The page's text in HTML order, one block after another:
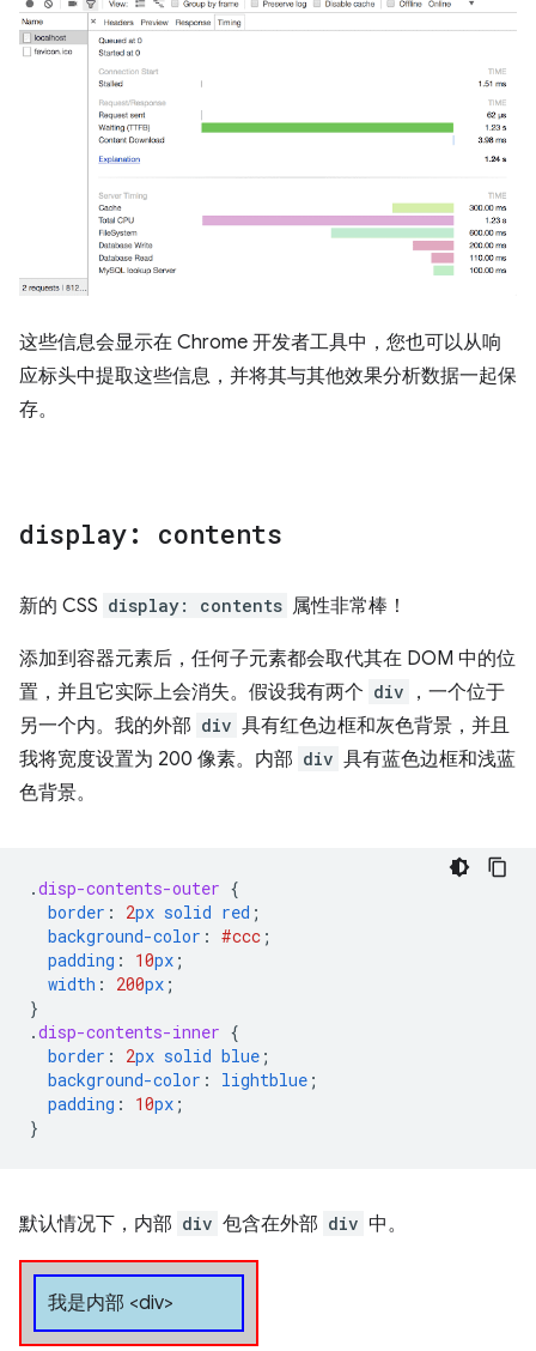
这些信息会显示在 Chrome 开发者工具中，您也可以从响
应标头中提取这些信息，并将其与其他效果分析数据一起保
存。
display: contents
新的 CSS display: contents 属性非常棒！
添加到容器元素后，任何子元素都会取代其在 DOM 中的位
置，并且它实际上会消失。假设我有两个 div
，一个位于
另一个内。我的外部 div 具有红色边框和灰色背景，并且
我将宽度设置为 200 像素。内部 div 具有蓝色边框和浅蓝
色背景。
.disp-contents-outer {
border : 2px solid red ;
background-color : #ccc ;
padding : 10px ;
width : 200px ;
}
.disp-contents-inner {
border : 2px solid blue ;
background-color : lightblue ;
padding : 10px ;
}
默认情况下，内部 div 包含在外部 div 中。
我是内部 <div>